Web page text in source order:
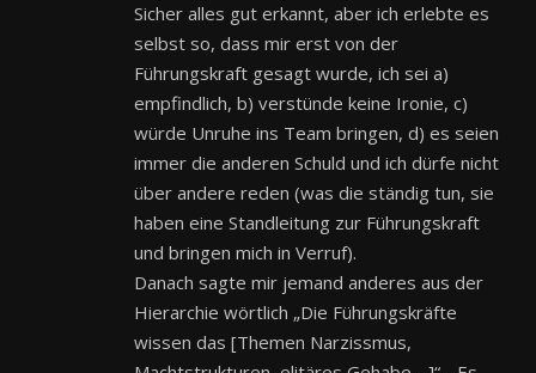
Sicher alles gut erkannt, aber ich erlebte es
selbst so, dass mir erst von der
Führungskraft gesagt wurde, ich sei a)
empfindlich, b) verstünde keine Ironie, c)
würde Unruhe ins Team bringen, d) es seien
immer die anderen Schuld und ich dürfe nicht
über andere reden (was die ständig tun, sie
haben eine Standleitung zur Führungskraft
und bringen mich in Verruf).
Danach sagte mir jemand anderes aus der
Hierarchie wörtlich „Die Führungskräfte
wissen das [Themen Narzissmus,